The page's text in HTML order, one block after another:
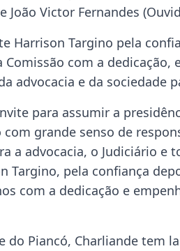
João Victor Fernandes
Harrison Targino pela
com a dedicação,
advocacia e da sociedade
para assumir a
com grande senso de
a advocacia, o Judiciário e
Targino, pela confiança
com a dedicação e
do Piancó, Charliande tem